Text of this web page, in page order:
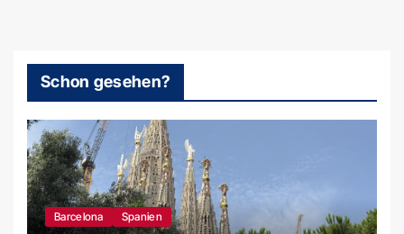
Schon gesehen?
Barcelona Spanien